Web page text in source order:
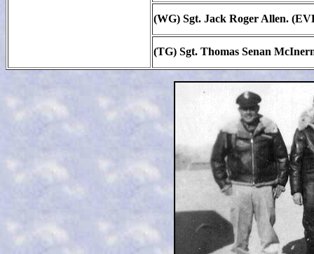
(WG) Sgt. Jack Roger Allen.
(TG) Sgt. Thomas Senan